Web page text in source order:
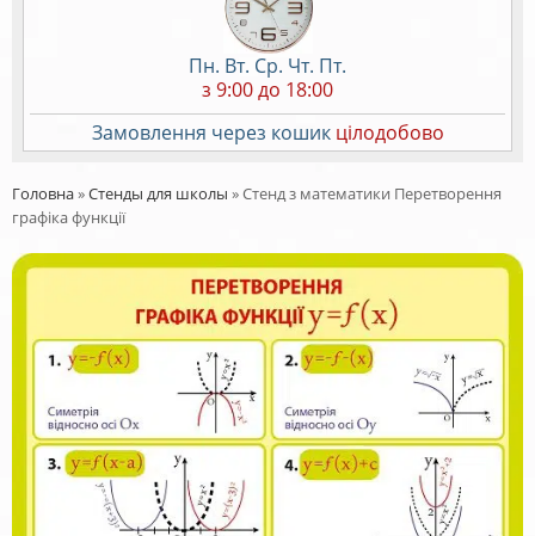
Пн. Вт. Ср. Чт. Пт.
з 9:00 до 18:00
Замовлення через кошик цілодобово
Головна»Стенды для школы »Стенд з математики Перетворення
графіка функції